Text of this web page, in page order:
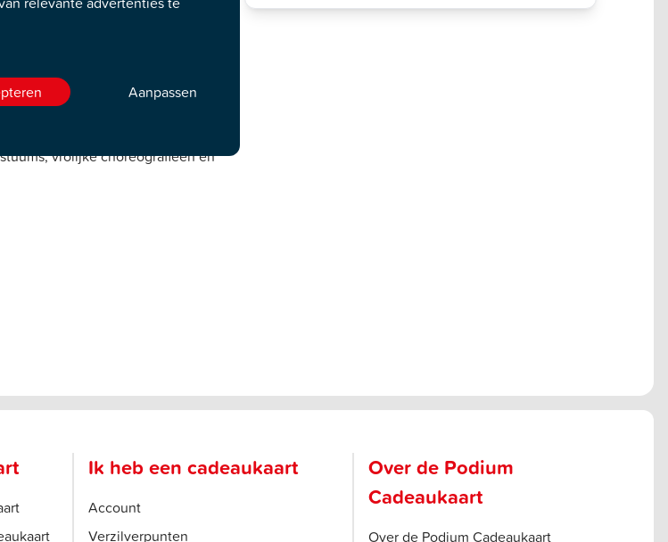
Doornroosje de Musicalbelooft ook
uitspreken over prinses
en voorgoed in slaap vallen…
ze op bij haar lieftallige
Zal iemand de betovering ooit
vrolijke choreografieën en
Ik heb een cadeaukaart
Account
Verzilverpunten
Over de Podium
Cadeaukaart
Over de Podium Cadeaukaart
Aanpassen